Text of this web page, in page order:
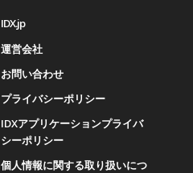
IDX.jp
運営会社
お問い合わせ
プライバシーポリシー
IDXアプリケーションプライバ
シーポリシー
個人情報に関する取り扱いにつ